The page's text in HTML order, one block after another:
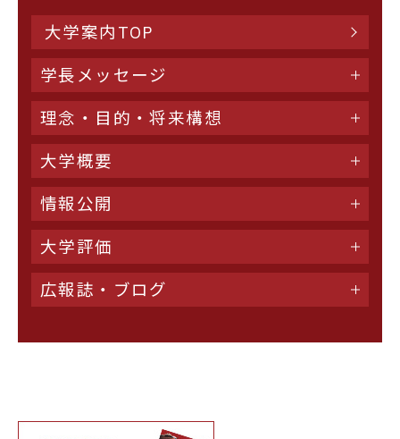
大学案内TOP
学長メッセージ
理念・目的・将来構想
大学概要
情報公開
大学評価
広報誌・ブログ